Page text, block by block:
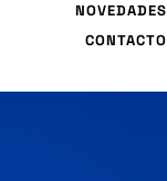
NOVEDADES
CONTACTO